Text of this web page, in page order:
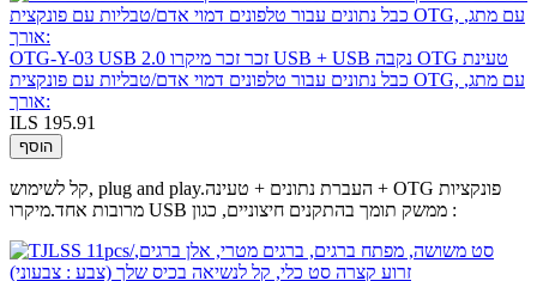
OTG-Y-03 USB 2.0 זכר זכר מיקרו USB + USB נקבה OTG טעינת
כבל נתונים עבור טלפונים דמוי אדם/טבליות עם פונקצית OTG, עם מתג,
אורך:
ILS 195.91
הוסף
קל לשימוש, plug and play.העברת נתונים + טעינה + OTG פונקציות
מרובות אחד.מיקרו USB ממשק תומך בהתקנים חיצוניים, כגון :